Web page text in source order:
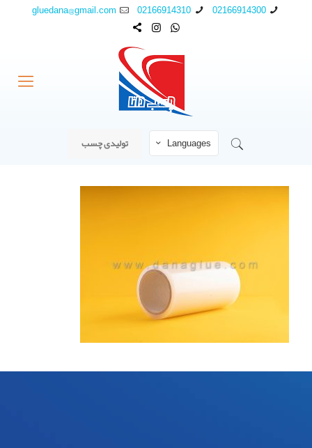
02166914300
02166914310
gluedana@gmail.com
Languages تولیدی چسب